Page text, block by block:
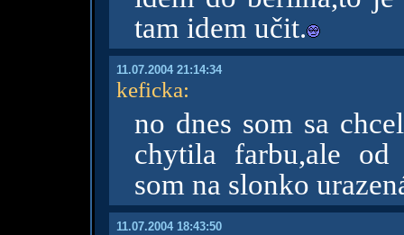
tam idem učit.
11.07.2004 21:14:34
keficka:
no dnes som sa
chytila farbu,ale od
som na slonko
11.07.2004 18:43:50